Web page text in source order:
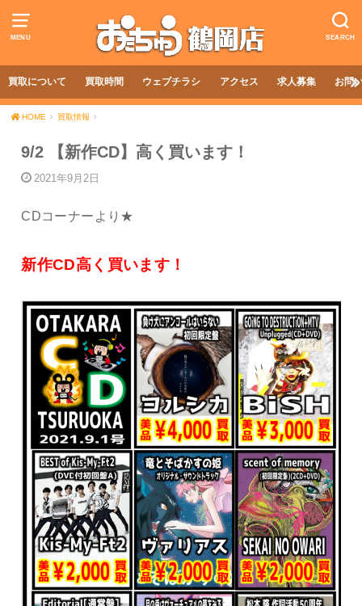
MENU SEARCH
買取について 買取時間 ウェブチラシ アクセス 求人募集 お問
HOME 買取情報
9/2 【新作CD】高く買います！
2021年9月2日
CDコーナーより★
新作CD高く買います！